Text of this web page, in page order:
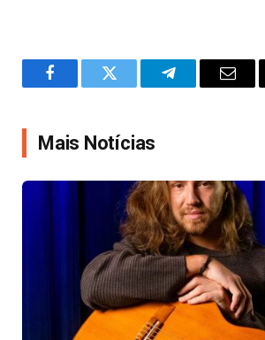
FacebookTwitter TelegramEmail
Mais Notícias